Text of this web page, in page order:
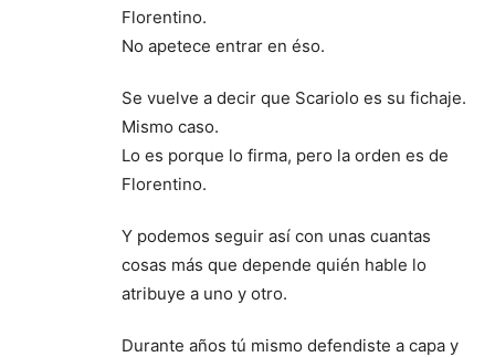
Florentino.
No apetece entrar en éso.
Se vuelve a decir que Scariolo es su fichaje.
Mismo caso.
Lo es porque lo firma, pero la orden es de
Florentino.
Y podemos seguir así con unas cuantas
cosas más que depende quién hable lo
atribuye a uno y otro.
Durante años tú mismo defendiste a capa y